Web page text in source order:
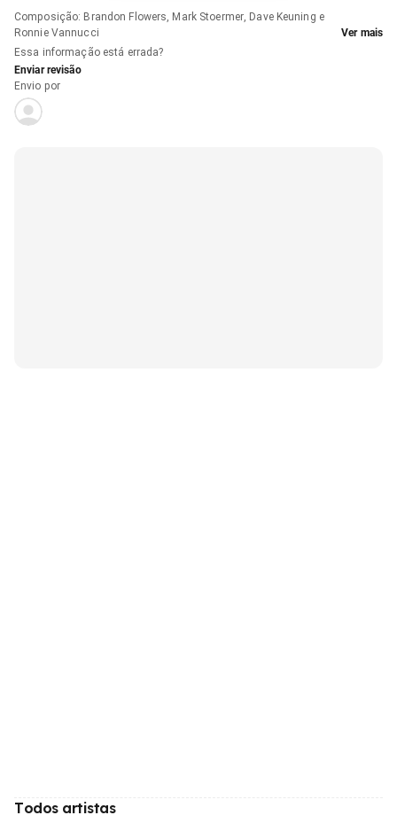
Composição: Brandon Flowers, Mark Stoermer, Dave Keuning e
Ronnie Vannucci
Ver mais
Essa informação está errada?
Enviar revisão
Envio por
Todos artistas